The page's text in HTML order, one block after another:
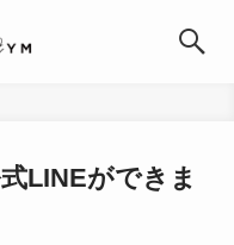
LINEができま